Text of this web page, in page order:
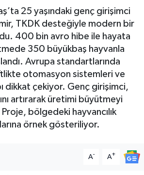
25 yaşındaki genç girişimci
TKDK desteğiyle modern bir
400 bin avro hibe ile hayata
350 büyükbaş hayvanla
Avrupa standartlarında
otomasyon sistemleri ve
dikkat çekiyor. Genç girişimci,
artırarak üretimi büyütmeyi
bölgedeki hayvancılık
örnek gösteriliyor.
A- A+